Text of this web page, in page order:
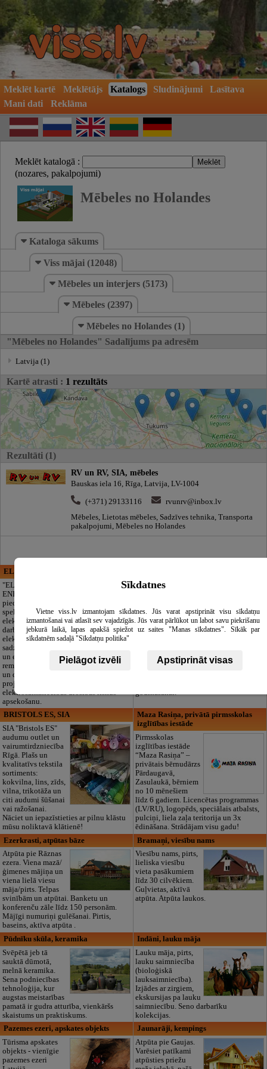
Meklēt kartē Meklētājs Katalogs Sludinājumi
Lasītava
Mani dati
Reklāma
Meklēt katalogā :
(nozares, pakalpojumi)
Mēbeles no Holandes
Kataloga sākums
Viss mājai (12048)
Mēbeles un interjers (5173)
Mēbeles (2397)
Mēbeles no Holandes (1)
"Mēbeles no Holandes" Sadalījums pa adresēm
Latvija (1)
Kartē atrasti : 1 rezultāts
Rezultāti (1)
RV un RV, SIA, mēbeles
Bauskas iela 16, Rīga, Latvija, LV-1004
(+371) 29133116
rvunrv@inbox.lv
Mēbeles, Lietotas mēbeles, Sadzīves tehnika, Transporta
pakalpojumi, Mēbeles no Holandes
ELECTRIC ENERGY
"ELECTRIC
ENERGY Kandava"
piedāvā pilna
spektra
elektromontāžas
darbus,
elektroinstalācijas,
sadzīves tehnikas
un elektronikas
remontu, vājstrāvas
un drošības sistēmu izbūvi, kā arī
projektēšanu, mērījumus un
elektrosaimniecības drošības riskus
apsekošanu.
PAKALPOJUMI, SIA
Mēs parūpēsimies
par visu — no
pilnas bēru
noformēšanas līdz transportam un
piederumiem. Pieejami 24/7.
BRISTOLS ES, SIA
SIA "Bristols ES"
audumu outlet un
vairumtirdzniecība
Rīgā. Plašs un
kvalitatīvs tekstila
sortiments:
kokvilna, lins, zīds,
vilna, trikotāža un
citi audumi šūšanai
vai ražošanai.
Nāciet un iepazīstieties ar pilnu klāstu
mūsu noliktavā klātienē!
Maza Rasiņa, privātā pirmsskolas
izglītības iestāde
Pirmsskolas
izglītības iestāde
“Maza Rasiņa” –
privātais bērnudārzs
Pārdaugavā,
Zasulaukā, bērniem
no 10 mēnešiem
līdz 6 gadiem. Licencētas programmas
(LV/RU), logopēds, speciālais atbalsts,
pulciņi, liela zaļa teritorija un 3x
ēdināšana. Strādājam visu gadu!
Ezerkrasti, atpūtas bāze
Atpūta pie Rāznas
ezera. Viena mazā/
ģimenes mājiņa un
viena lielā viesu
māja/pirts. Telpas
svinībām un atpūtai. Banketu un
konferenču zāle līdz 150 personām.
Mājīgi numuriņi gulēšanai. Pirtis,
baseins, aktīva atpūta .
Bramaņi, viesību nams
Viesību nams, pirts,
lieliska viesību
vieta pasākumiem
līdz 30 cilvēkiem.
Guļvietas, aktīvā
atpūta. Atpūta laukos.
Pūdnīku skūla, keramika
Svēpētā jeb tā
sauktā dūmotā,
melnā keramika.
Sena podniecības
tehnoloģija, kur
augstas meistarības
pamatā ir gudra atturība, vienkāršs
skaistums un praktiskums.
Indāni, lauku māja
Lauku māja, pirts,
lauku saimniecība
(bioloģiskā
lauksaimniecība).
Izjādes ar zirgiem,
ekskursijas pa lauku
saimniecību. Seno darbarīku
kolekcijas.
Pazemes ezeri, apskates objekts
Tūrisma apskates
objekts - vienīgie
pazemes ezeri
Jaunarāji, kempings
Atpūta pie Gaujas.
Varēsiet patīkami
atpūsties priežu
Sīkdatnes
Vietne viss.lv izmantojam sīkdatnes. Jūs varat apstiprināt visu sīkdatņu
izmantošanai vai atlasīt sev vajadzīgās. Jūs varat pārlūkot un labot savu piekrišanu
jebkurā laikā, lapas apakšā spiežot uz saites "Manas sīkdatnes". Sīkāk par
sīkdatnēm sadaļā "Sīkdatņu politika"
Pielāgot izvēli Apstiprināt visas